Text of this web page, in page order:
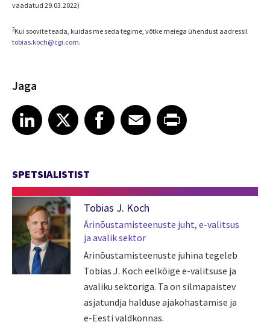
vaadatud 29.03.2022)
2Kui soovite teada, kuidas me seda tegime, võtke meiega ühendust aadressil
tobias.koch@cgi.com.
Jaga
Share article on LinkedIn
LinkedIn
Share article on XShare article on Facebook
Facebook
Share article on Email
EmailShare article on Print
SPETSIALISTIST
Tobias J. Koch
Ärinõustamisteenuste juht, e-valitsus
ja avalik sektor
Ärinõustamisteenuste juhina tegeleb
Tobias J. Koch eelkõige e-valitsuse ja
avaliku sektoriga. Ta on silmapaistev
asjatundja halduse ajakohastamise ja
e-Eesti valdkonnas.